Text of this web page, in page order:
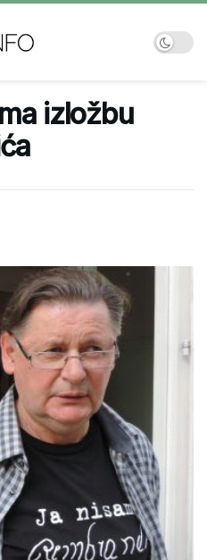
izložbu